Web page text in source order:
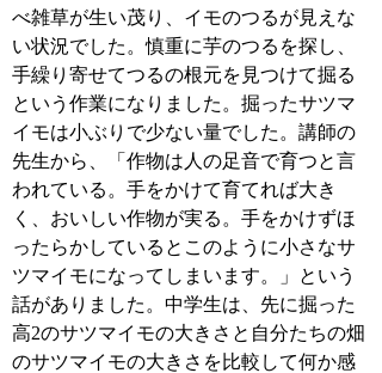
べ雑草が生い茂り、イモのつるが見えな
い状況でした。慎重に芋のつるを探し、
手繰り寄せてつるの根元を見つけて掘る
という作業になりました。掘ったサツマ
イモは小ぶりで少ない量でした。講師の
先生から、「作物は人の足音で育つと言
われている。手をかけて育てれば大き
く、おいしい作物が実る。手をかけずほ
ったらかしているとこのように小さなサ
ツマイモになってしまいます。」という
話がありました。中学生は、先に掘った
高2のサツマイモの大きさと自分たちの畑
のサツマイモの大きさを比較して何か感